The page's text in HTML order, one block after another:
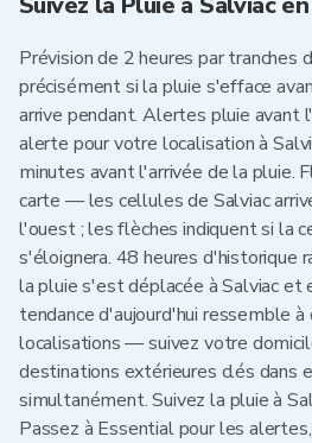
Prévision de 2 heures par
précisément si la pluie s'efface
arrive pendant. Alertes pluie avant
alerte pour votre localisation à
minutes avant l'arrivée de la pluie.
carte — les cellules de Salviac
l'ouest ; les flèches indiquent si la
s'éloignera. 48 heures d'historique
la pluie s'est déplacée à Salviac et
tendance d'aujourd'hui ressemble
localisations — suivez votre
destinations extérieures clés dans
simultanément. Suivez la pluie à
Passez à Essential pour les